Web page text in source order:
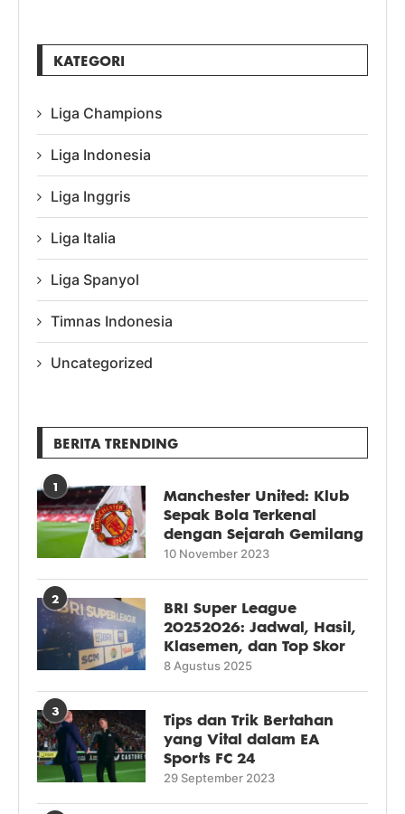
KATEGORI
Liga Champions
Liga Indonesia
Liga Inggris
Liga Italia
Liga Spanyol
Timnas Indonesia
Uncategorized
BERITA TRENDING
1
Manchester United: Klub
Sepak Bola Terkenal
dengan Sejarah Gemilang
10 November 2023
2
BRI Super League
20252026: Jadwal, Hasil,
Klasemen, dan Top Skor
8 Agustus 2025
3
Tips dan Trik Bertahan
yang Vital dalam EA
Sports FC 24
29 September 2023